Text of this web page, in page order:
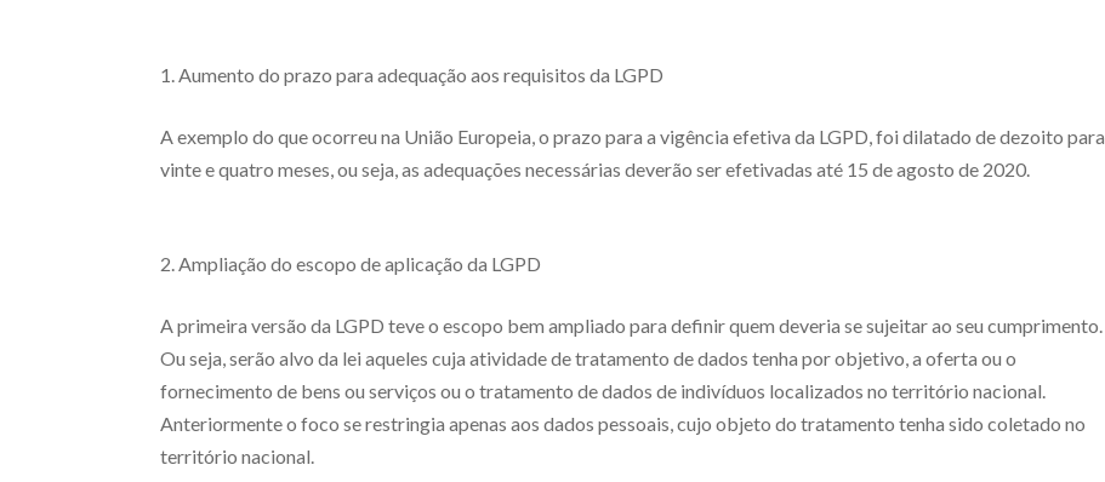
1. Aumento do prazo para adequação aos requisitos da LGPD
A exemplo do que ocorreu na União Europeia, o prazo para a vigência efetiva da LGPD, foi dilatado de dezoito para
vinte e quatro meses, ou seja, as adequações necessárias deverão ser efetivadas até 15 de agosto de 2020.
2. Ampliação do escopo de aplicação da LGPD
A primeira versão da LGPD teve o escopo bem ampliado para definir quem deveria se sujeitar ao seu cumprimento.
Ou seja, serão alvo da lei aqueles cuja atividade de tratamento de dados tenha por objetivo, a oferta ou o
fornecimento de bens ou serviços ou o tratamento de dados de indivíduos localizados no território nacional.
Anteriormente o foco se restringia apenas aos dados pessoais, cujo objeto do tratamento tenha sido coletado no
território nacional.